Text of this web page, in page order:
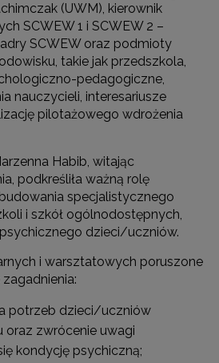
(UWM), kierownik
SCWEW 1 i SCWEW 2 –
SCWEW oraz podmioty
takie jak przedszkola,
pedagogiczne,
nauczycieli, interesariusze
pilotażowego wdrożenia
Habib, witając
podkreśliła ważną rolę
specjalistycznego
i szkół ogólnodostępnych,
dzieci/uczniów.
i warsztatowych poruszone
potrzeb dzieci/uczniów
oraz zwrócenie uwagi
kondycję psychiczną;